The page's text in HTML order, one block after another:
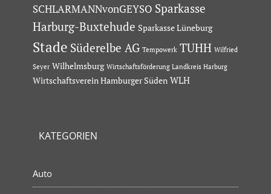
SCHLARMANNvonGEYSO Sparkasse
Harburg-Buxtehude Sparkasse Lüneburg
Stade Süderelbe AG Tempowerk TUHH Wilfried
Seyer Wilhelmsburg Wirtschaftsförderung Landkreis Harburg
Wirtschaftsverein Hamburger Süden WLH
KATEGORIEN
Auto